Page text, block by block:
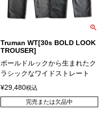
Truman WT[30s BOLD LOOK
TROUSER]
ボールドルックから生まれたク
ラシックなワイドストレート
¥29,480税込
完売または欠品中